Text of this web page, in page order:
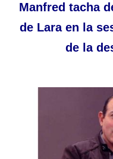
Manfred tacha
de Lara en la
de la